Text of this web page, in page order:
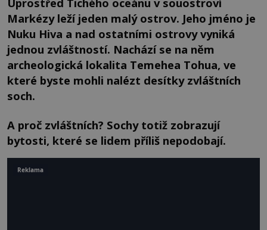
Markézy leží jeden malý ostrov. Jeho jméno je
Nuku Hiva a nad ostatními ostrovy vyniká
jednou zvláštností. Nachází se na něm
archeologická lokalita Temehea Tohua, ve
které byste mohli nalézt desítky zvláštních
soch.
A proč zvláštních? Sochy totiž zobrazují
bytosti, které se lidem příliš nepodobají.
Reklama